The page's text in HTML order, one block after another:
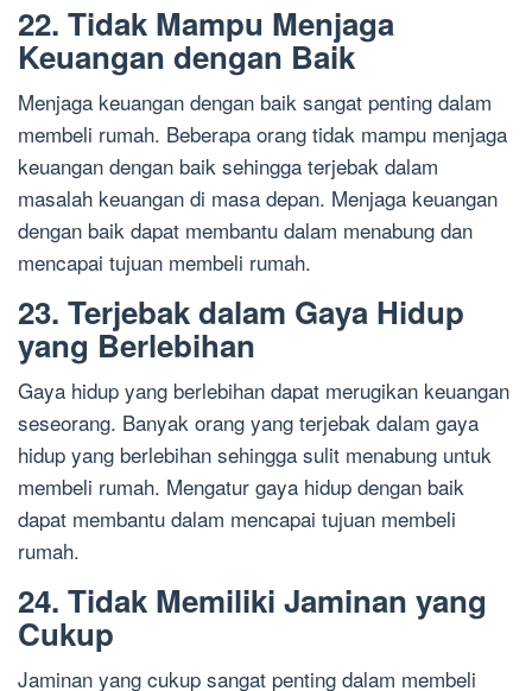
22. Tidak Mampu Menjaga
Keuangan dengan Baik
Menjaga keuangan dengan baik sangat penting dalam
membeli rumah. Beberapa orang tidak mampu menjaga
keuangan dengan baik sehingga terjebak dalam
masalah keuangan di masa depan. Menjaga keuangan
dengan baik dapat membantu dalam menabung dan
mencapai tujuan membeli rumah.
23. Terjebak dalam Gaya Hidup
yang Berlebihan
Gaya hidup yang berlebihan dapat merugikan keuangan
seseorang. Banyak orang yang terjebak dalam gaya
hidup yang berlebihan sehingga sulit menabung untuk
membeli rumah. Mengatur gaya hidup dengan baik
dapat membantu dalam mencapai tujuan membeli
rumah.
24. Tidak Memiliki Jaminan yang
Cukup
Jaminan yang cukup sangat penting dalam membeli